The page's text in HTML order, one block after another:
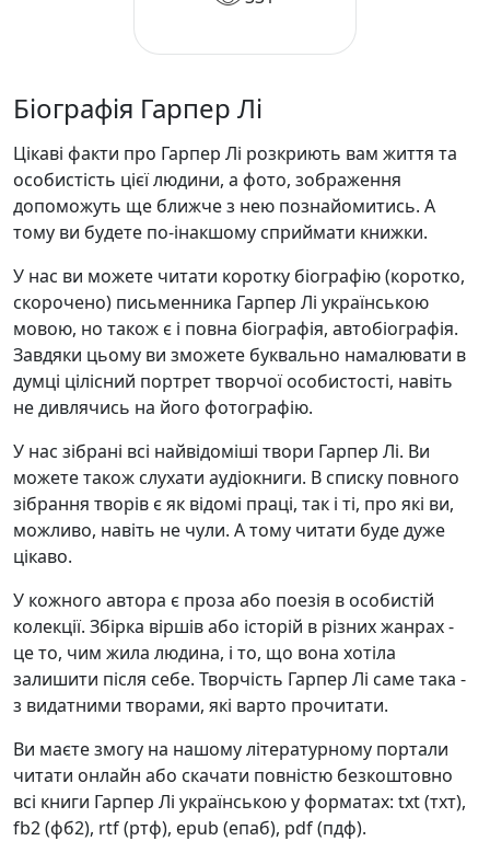
Біографія Гарпер Лі
Цікаві факти про Гарпер Лі розкриють вам життя та
особистість цієї людини, а фото, зображення
допоможуть ще ближче з нею познайомитись. А
тому ви будете по-інакшому сприймати книжки.
У нас ви можете читати коротку біографію (коротко,
скорочено) письменника Гарпер Лі українською
мовою, но також є і повна біографія, автобіографія.
Завдяки цьому ви зможете буквально намалювати в
думці цілісний портрет творчої особистості, навіть
не дивлячись на його фотографію.
У нас зібрані всі найвідоміші твори Гарпер Лі. Ви
можете також слухати аудіокниги. В списку повного
зібрання творів є як відомі праці, так і ті, про які ви,
можливо, навіть не чули. А тому читати буде дуже
цікаво.
У кожного автора є проза або поезія в особистій
колекції. Збірка віршів або історій в різних жанрах -
це то, чим жила людина, і то, що вона хотіла
залишити після себе. Творчість Гарпер Лі саме така -
з видатними творами, які варто прочитати.
Ви маєте змогу на нашому літературному портали
читати онлайн або скачати повністю безкоштовно
всі книги Гарпер Лі українською у форматах: txt (тхт),
fb2 (фб2), rtf (ртф), epub (епаб), pdf (пдф).